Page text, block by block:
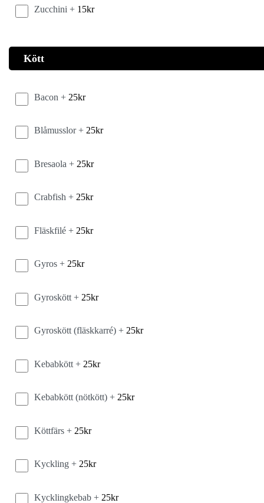
Zucchini + 15kr
Kött
Bacon + 25kr
Blåmusslor + 25kr
Bresaola + 25kr
Crabfish + 25kr
Fläskfilé + 25kr
Gyros + 25kr
Gyroskött + 25kr
Gyroskött (fläskkarré) + 25kr
Kebabkött + 25kr
Kebabkött (nötkött) + 25kr
Köttfärs + 25kr
Kyckling + 25kr
Kycklingkebab + 25kr